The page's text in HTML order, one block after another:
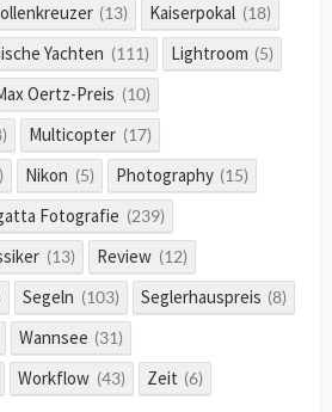
(13) Kaiserpokal (18)
Yachten (111) Lightroom (5)
Oertz-Preis (10)
Multicopter (17)
Nikon (5) Photography (15)
Fotografie (239)
(13) Review (12)
Segeln (103) Seglerhauspreis (8)
Wannsee (31)
Workflow (43) Zeit (6)